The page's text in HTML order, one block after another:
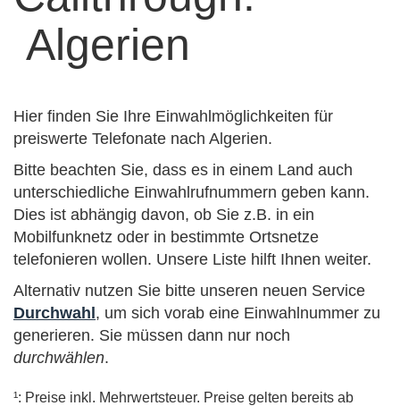
Algerien
Hier finden Sie Ihre Einwahlmöglichkeiten für
preiswerte Telefonate nach Algerien.
Bitte beachten Sie, dass es in einem Land auch
unterschiedliche Einwahlrufnummern geben kann.
Dies ist abhängig davon, ob Sie z.B. in ein
Mobilfunknetz oder in bestimmte Ortsnetze
telefonieren wollen. Unsere Liste hilft Ihnen weiter.
Alternativ nutzen Sie bitte unseren neuen Service
Durchwahl , um sich vorab eine Einwahlnummer zu
generieren. Sie müssen dann nur noch
durchwählen.
¹: Preise inkl. Mehrwertsteuer. Preise gelten bereits ab